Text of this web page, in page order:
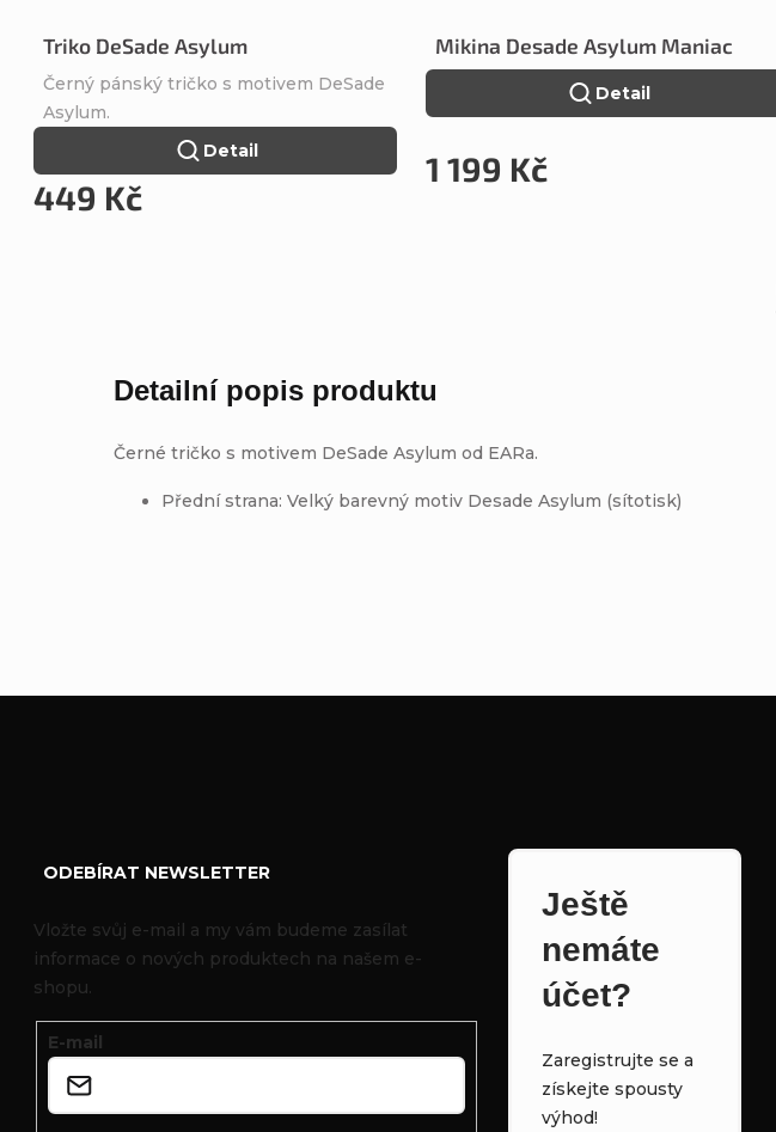
Triko DeSade Asylum
449 Kč
Detail
Černý pánský tričko s motivem DeSade
Asylum.
Mikina Desade Asylum Maniac
1 199 Kč
Detail
Detailní popis produktu
Černé tričko s motivem DeSade Asylum od EARa.
Přední strana: Velký barevný motiv Desade Asylum (sítotisk)
ODEBÍRAT NEWSLETTER
Vložte svůj e-mail a my vám budeme zasílat
informace o nových produktech na našem e-
shopu.
E-mail
Ještě
nemáte
účet?
Zaregistrujte se a
získejte spousty
výhod!